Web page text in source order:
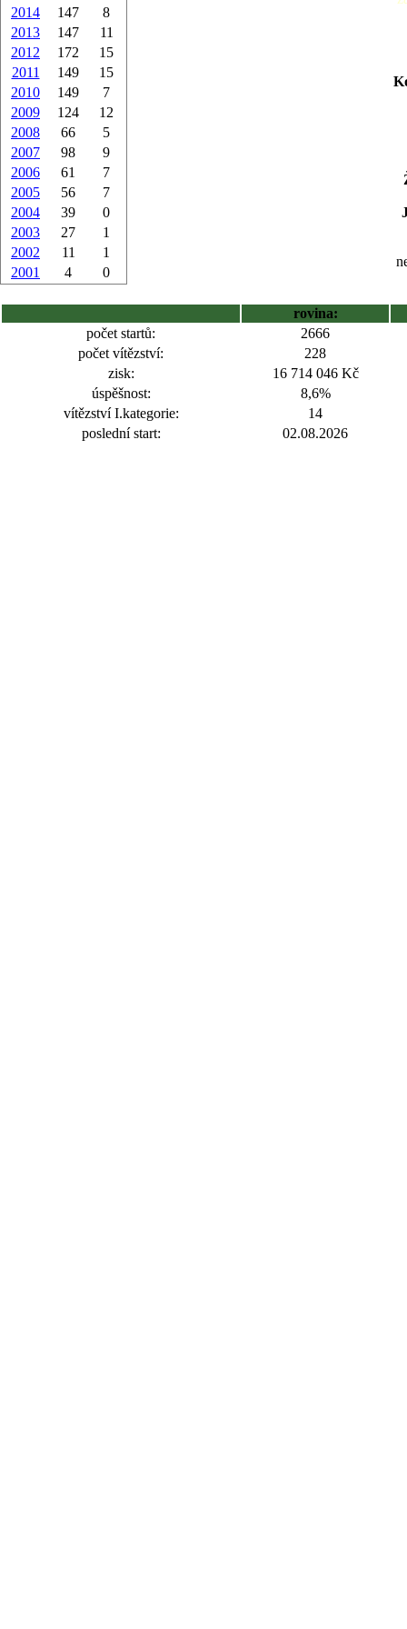
2014
147
8
2013
147
11
2012
172
15
2011
149
15
2010
149
7
2009
124
12
2008
66
5
2007
98
9
2006
61
7
2005
56
7
2004
39
0
2003
27
1
2002
11
1
2001
4 0
rovina:
počet startů:
2666
počet vítězství:
228
zisk:
16 714 046 Kč
úspěšnost:
8,6%
vítězství I.kategorie:
14
poslední start:
02.08.2026